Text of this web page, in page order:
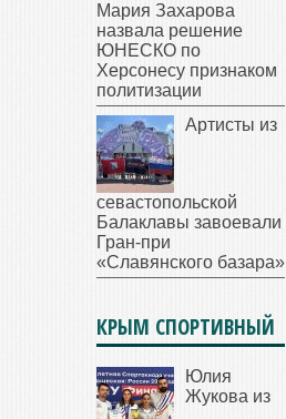
Мария Захарова
назвала решение
ЮНЕСКО по
Херсонесу признаком
политизации
Артисты из
севастопольской
Балаклавы завоевали
Гран-при
«Славянского базара»
КРЫМ СПОРТИВНЫЙ
Юлия
Жукова из